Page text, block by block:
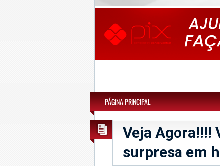
PÁGINA PRINCIPAL
Veja Agora!!!!
surpresa em